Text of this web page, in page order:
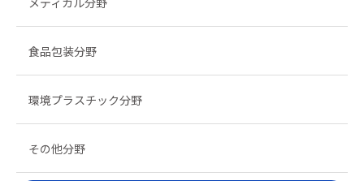
食品包装分野
環境プラスチック分野
その他分野